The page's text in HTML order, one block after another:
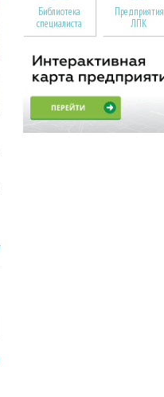
Библиотека
специалиста
Предприятия
ЛПК